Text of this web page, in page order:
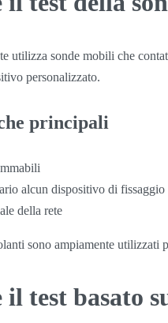
utilizza sonde mobili che
personalizzato.
principali
alcun dispositivo di fissaggio
della rete
sono ampiamente utilizzati
il test basato